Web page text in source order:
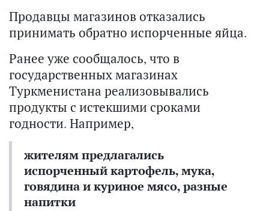
Продавцы магазинов отказались
принимать обратно испорченные яйца.
Ранее уже сообщалось, что в
государственных магазинах
Туркменистана реализовывались
продукты с истекшими сроками
годности. Например,
жителям предлагались
испорченный картофель, мука,
говядина и куриное мясо, разные
напитки